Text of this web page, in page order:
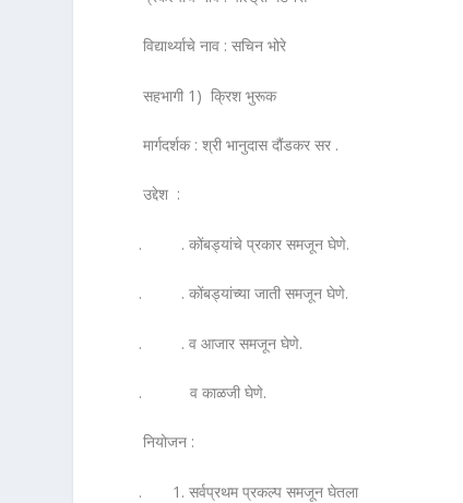
विद्यार्थ्याचे नाव : सचिन भोरे
सहभागी 1) क्रिश भुरूक
मार्गदर्शक : श्री भानुदास दौंडकर सर .
उद्देश :
. . कोंबड्यांचे प्रकार समजून घेणे.
. . कोंबड्यांच्या जाती समजून घेणे.
. . व आजार समजून घेणे.
. व काळजी घेणे.
नियोजन :
. 1. सर्वप्रथम प्रकल्प समजून घेतला